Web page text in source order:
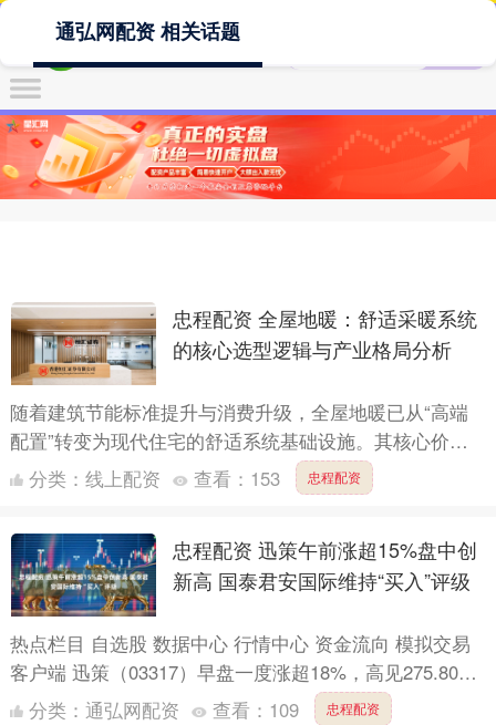
通弘网配资 相关话题
忠程配资 全屋地暖：舒适采暖系统
的核心选型逻辑与产业格局分析
随着建筑节能标准提升与消费升级，全屋地暖已从“高端
配置”转变为现代住宅的舒适系统基础设施。其核心价值
在于：均匀辐射供热（地面温度梯度仅2-3℃）、减少垂
分类： 线上配资 查看： 153 忠程配资
忠程配资 迅策午前涨超15%盘中创
新高 国泰君安国际维持“买入”评级
热点栏目 自选股 数据中心 行情中心 资金流向 模拟交易
客户端 迅策（03317）早盘一度涨超18%，高见275.80港
元，再度刷新上市新高，截至发稿，股价上....
分类： 通弘网配资 查看： 109 忠程配资